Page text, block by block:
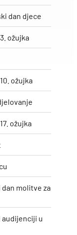
dan djece
ožujka
ožujka
ožujka
molitve za
audijenciji u